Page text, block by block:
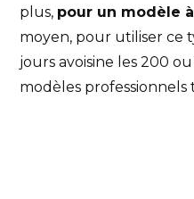
plus, pour un modèle
moyen, pour utiliser ce
jours avoisine les 200
modèles